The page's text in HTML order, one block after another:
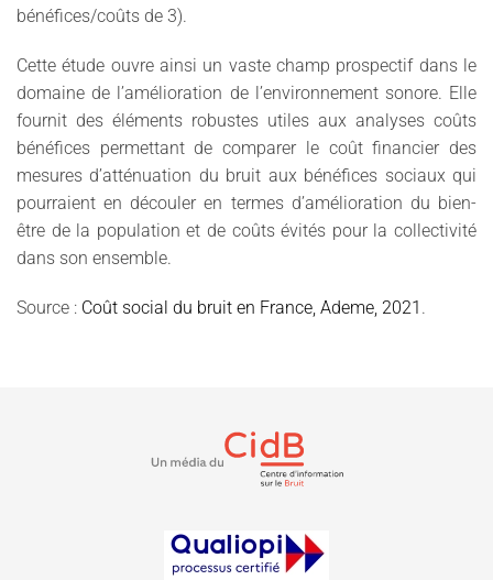
bénéfices/coûts de 3).
Cette étude ouvre ainsi un vaste champ prospectif dans le
domaine de l’amélioration de l’environnement sonore. Elle
fournit des éléments robustes utiles aux analyses coûts
bénéfices permettant de comparer le coût financier des
mesures d’atténuation du bruit aux bénéfices sociaux qui
pourraient en découler en termes d’amélioration du bien-
être de la population et de coûts évités pour la collectivité
dans son ensemble.
Source : Coût social du bruit en France, Ademe, 2021 .